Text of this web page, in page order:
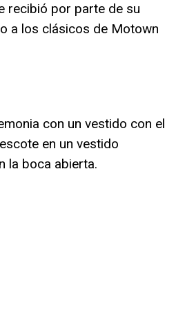
recibió por parte de su
a los clásicos de Motown
con un vestido con el
en un vestido
la boca abierta.